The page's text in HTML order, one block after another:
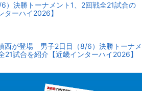
）決勝トーナメント1、2回戦全21試合の
ターハイ2026】
西が登場 男子2日目（8/6）決勝トーナメ
21試合を紹介【近畿インターハイ2026】